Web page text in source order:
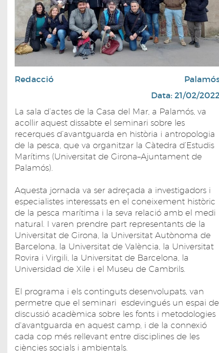
Redacció
Data: 21/02/
La sala d’actes de la Casa del Mar, a Palamós, va
acollir aquest dissabte el seminari sobre les
recerques d’avantguarda en història i antropologia
de la pesca, que va organitzar la Càtedra d’Estudis
Marítims (Universitat de Girona–Ajuntament de
Palamós).
Aquesta jornada va ser adreçada a investigadors i
especialistes interessats en el coneixement històric
de la pesca marítima i la seva relació amb el medi
natural. I varen prendre part representants de la
Universitat de Girona, la Universitat Autònoma de
Barcelona, la Universitat de València, la Universitat
Rovira i Virgili, la Universitat de Barcelona, la
Universidad de Xile i el Museu de Cambrils.
El programa i els continguts desenvolupats, van
permetre que el seminari esdevingués un espai de
discussió acadèmica sobre les fonts i metodologies
d'avantguarda en aquest camp, i de la connexió
cada cop més rellevant entre disciplines de les
ciències socials i ambientals.